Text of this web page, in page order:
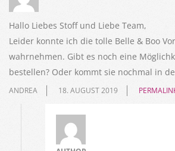
Hallo Liebes Stoff und Liebe Team,
Leider konnte ich die tolle Belle & Boo
wahrnehmen. Gibt es noch eine
bestellen? Oder kommt sie nochmal in
ANDREA 18. AUGUST 2019